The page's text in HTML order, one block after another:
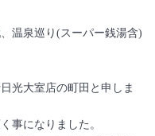
温泉巡り(スーパー銭湯含)
光大室店の町田と申しま
事になりました。